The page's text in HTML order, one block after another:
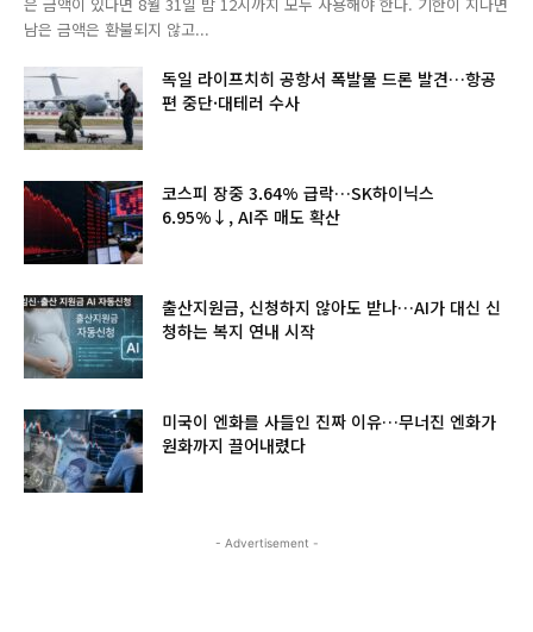
남은 금액은 환불되지 않고...
독일 라이프치히 공항서 폭발물 드론 발견…항공
편 중단·대테러 수사
코스피 장중 3.64% 급락…SK하이닉스
6.95%↓, AI주 매도 확산
출산지원금, 신청하지 않아도 받나…AI가 대신 신
청하는 복지 연내 시작
미국이 엔화를 사들인 진짜 이유…무너진 엔화가
원화까지 끌어내렸다
- Advertisement -